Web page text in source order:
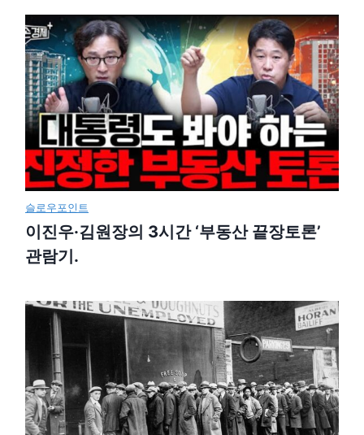
슬로우포인트
이진우·김원장의 3시간 ‘부동산 끝장토론’
관람기.